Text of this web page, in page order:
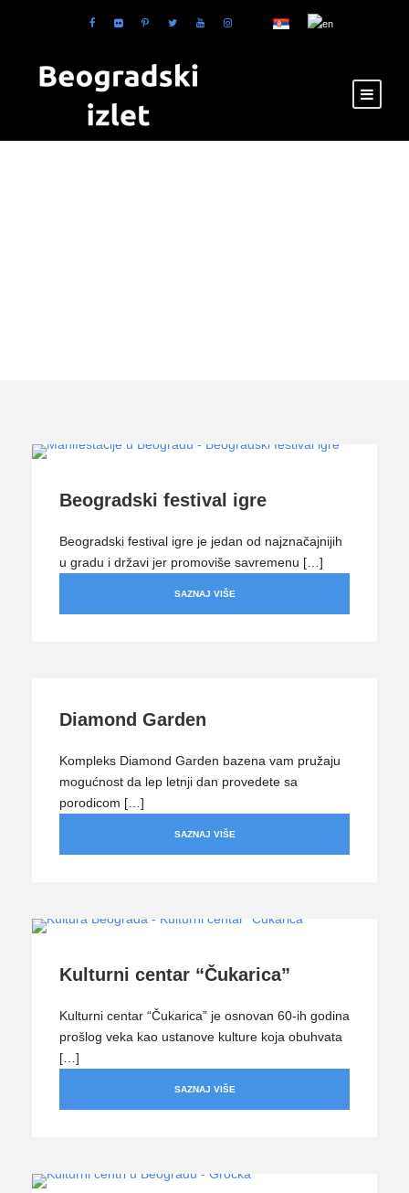
Beogradski festival igre
Beogradski festival igre je jedan od najznačajnijih
u gradu i državi jer promoviše savremenu […]
SAZNAJ VIŠE
Diamond Garden
Kompleks Diamond Garden bazena vam pružaju
mogućnost da lep letnji dan provedete sa
porodicom […]
SAZNAJ VIŠE
Kulturni centar “Čukarica”
Kulturni centar “Čukarica” je osnovan 60-ih godina
prošlog veka kao ustanove kulture koja obuhvata
[…]
SAZNAJ VIŠE